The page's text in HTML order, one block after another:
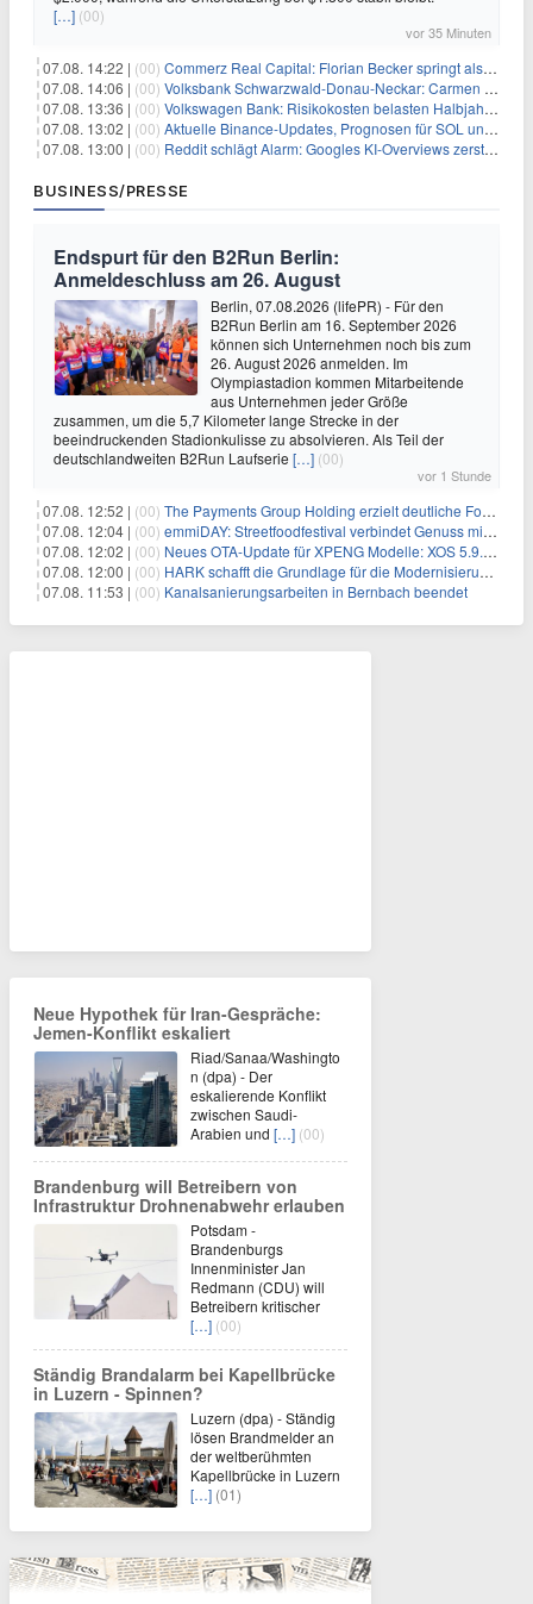
[…] (00)
vor 35 Minuten
07.08. 14:22 | (00) Commerz Real Capital: Florian Becker springt als Leiter ein
07.08. 14:06 | (00) Volksbank Schwarzwald-Donau-Neckar: Carmen Wedam übernimmt Aufsichtsratsvorsitz
07.08. 13:36 | (00) Volkswagen Bank: Risikokosten belasten Halbjahresergebnis
07.08. 13:02 | (00) Aktuelle Binance-Updates, Prognosen für SOL und DOGE: Zusammenfassung vom 7. August
07.08. 13:00 | (00) Reddit schlägt Alarm: Googles KI-Overviews zerstören das Traffic-Geschäftsmodell
BUSINESS/PRESSE
Endspurt für den B2Run Berlin:
Anmeldeschluss am 26. August
Berlin, 07.08.2026 (lifePR) - Für den
B2Run Berlin am 16. September 2026
können sich Unternehmen noch bis zum
26. August 2026 anmelden. Im
Olympiastadion kommen Mitarbeitende
aus Unternehmen jeder Größe
zusammen, um die 5,7 Kilometer lange Strecke in der
beeindruckenden Stadionkulisse zu absolvieren. Als Teil der
deutschlandweiten B2Run Laufserie […] (00)
vor 1 Stunde
07.08. 12:52 | (00) The Payments Group Holding erzielt deutliche Fortschritte bei ihren AI-Projekten
07.08. 12:04 | (00) emmiDAY: Streetfoodfestival verbindet Genuss mit Engagement gegen Brustkrebs
07.08. 12:02 | (00) Neues OTA-Update für XPENG Modelle: XOS 5.9.5 erweitert Sicherheits-, Lade- und Komfortfunktionen
07.08. 12:00 | (00) HARK schafft die Grundlage für die Modernisierung seiner IBM i-Anwendungen
07.08. 11:53 | (00) Kanalsanierungsarbeiten in Bernbach beendet
Neue Hypothek für Iran-Gespräche:
Jemen-Konflikt eskaliert
Riad/Sanaa/Washingto
n (dpa) - Der
eskalierende Konflikt
zwischen Saudi-
Arabien und […] (00)
Brandenburg will Betreibern von
Infrastruktur Drohnenabwehr erlauben
Potsdam -
Brandenburgs
Innenminister Jan
Redmann (CDU) will
Betreibern kritischer
[…] (00)
Ständig Brandalarm bei Kapellbrücke
in Luzern - Spinnen?
Luzern (dpa) - Ständig
lösen Brandmelder an
der weltberühmten
Kapellbrücke in Luzern
[…] (01)